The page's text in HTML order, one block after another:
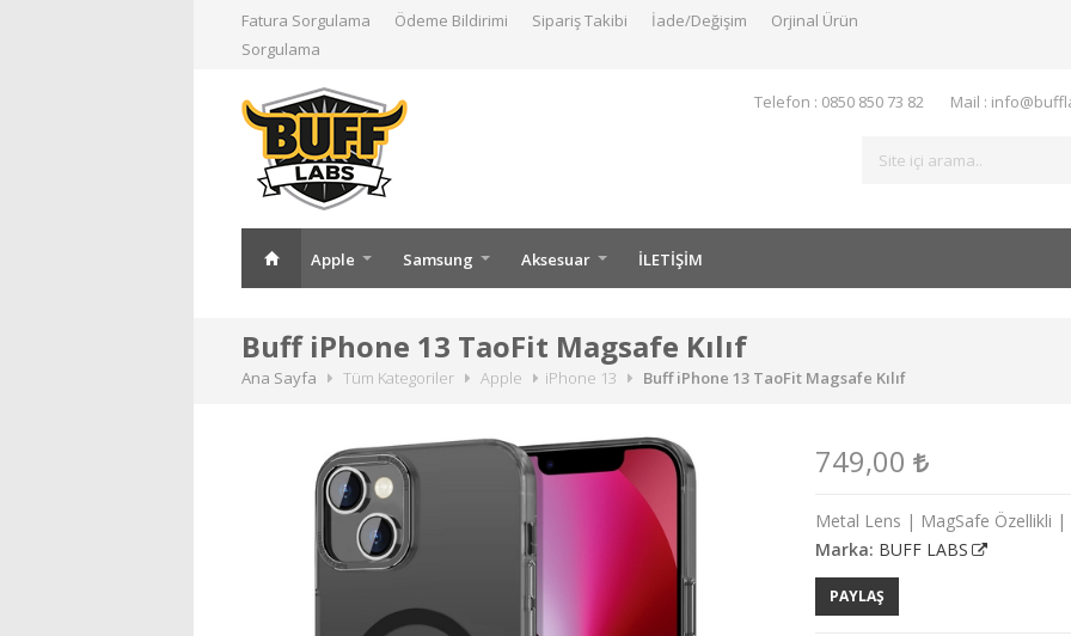
Fatura Sorgulama Ödeme Bildirimi Sipariş Takibi İade/Değişim
Orjinal Ürün
Sorgulama
Telefon : 0850 850 73 82 Mail :
Apple Samsung Aksesuar İLETİŞİM
Buff iPhone 13 TaoFit Magsafe Kılıf
Ana Sayfa Tüm Kategoriler Apple iPhone 13 Buff iPhone 13 TaoFit Magsafe Kılıf
749,00
Metal Lens | MagSafe Özellikli |
Marka: BUFF LABS
PAYLAŞ